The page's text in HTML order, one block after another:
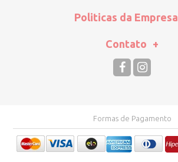
Politicas da Empresa
Contato
Formas de Pagamento